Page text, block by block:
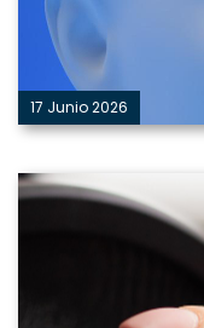
17 Junio 2026
¿Cómo formarse
intérprete
de la universidad a la